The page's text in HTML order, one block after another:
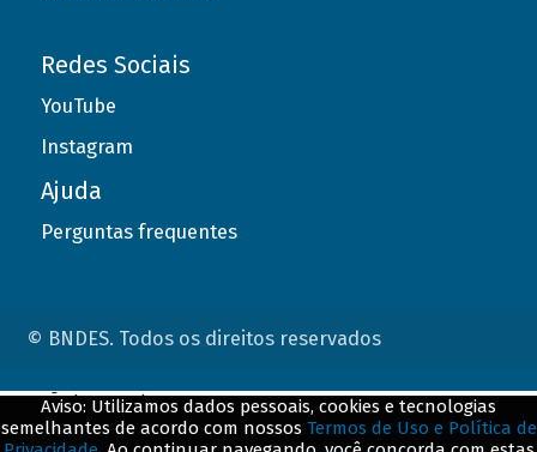
Redes Sociais
YouTube
Instagram
Ajuda
Perguntas frequentes
© BNDES. Todos os direitos reservados
Aviso: Utilizamos dados pessoais, cookies e tecnologias
semelhantes de acordo com nossos Termos de Uso e Política de
ConteÃºdo complementar
${title}${badge}